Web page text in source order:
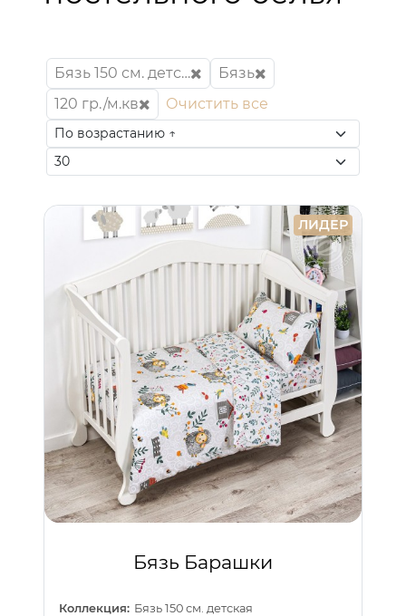
Бязь 150 см. детская
Бязь
120 гр./м.кв
Очистить все
ЛИДЕР
Бязь Барашки
Коллекция: Бязь 150 см. детская